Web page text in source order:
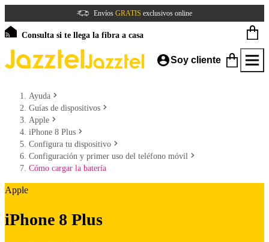
Envíos GRATIS exclusivos online
Consulta si te llega la fibra a casa
Soy cliente
Ayuda
Guías de dispositivos
Apple
iPhone 8 Plus
Configura tu dispositivo
Configuración y primer uso del teléfono móvil
Cómo cargar la batería
Apple
iPhone 8 Plus